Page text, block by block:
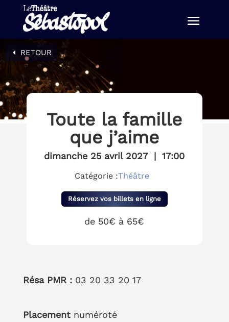
RETOUR
Toute la famille
que j’aime
dimanche 25 avril 2027|17:00
Catégorie :Théâtre
Réservez vos billets en ligne
de 50€ à 65€
Résa PMR : 03 20 33 20 17
Placement numéroté